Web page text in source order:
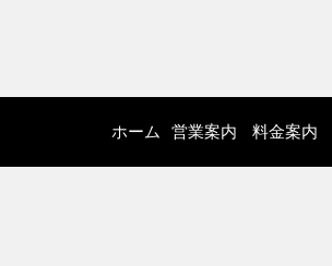
ホーム 営業案内 料金案内